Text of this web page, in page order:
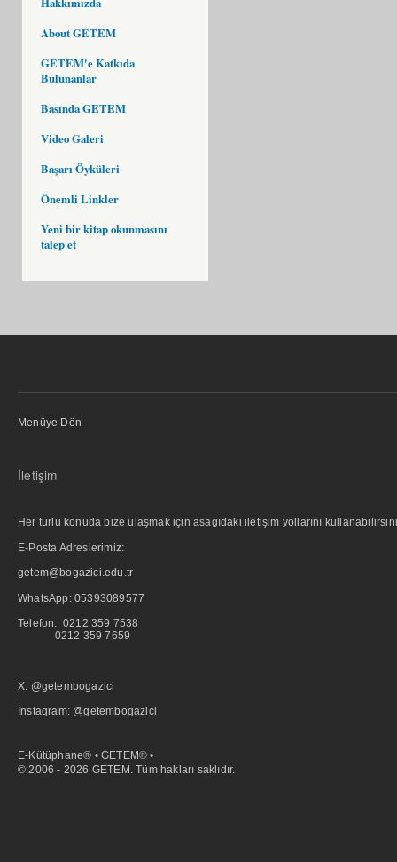
About GETEM
GETEM'e Katkıda
Bulunanlar
Basında GETEM
Video Galeri
Başarı Öyküleri
Önemli Linkler
Yeni bir kitap okunmasını
talep et
Menüye Dön
İletişim
Her türlü konuda bize ulaşmak için asagıdaki iletişim yollarını
E-Posta Adreslerimiz:
getem@bogazici.edu.tr
WhatsApp: 05393089577
Telefon: 0212 359 7538
0212 359 7659
X: @getembogazici
İnstagram: @getembogazici
E-Kütüphane® • GETEM® •
© 2006 - 2026 GETEM. Tüm hakları saklıdır.